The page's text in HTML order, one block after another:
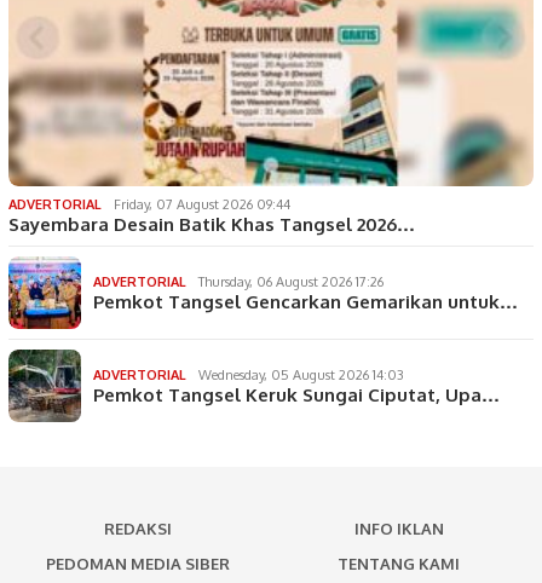
ADVERTORIAL Friday, 07 August 2026 09:44
Sayembara Desain Batik Khas Tangsel 2026…
ADVERTORIAL Thursday, 06 August 2026 17:26
Pemkot Tangsel Gencarkan Gemarikan untuk…
ADVERTORIAL Wednesday, 05 August 2026 14:03
Pemkot Tangsel Keruk Sungai Ciputat, Upa…
REDAKSI
INFO IKLAN
PEDOMAN MEDIA SIBER
TENTANG KAMI